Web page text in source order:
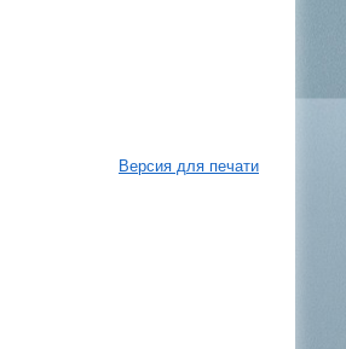
Версия для печати